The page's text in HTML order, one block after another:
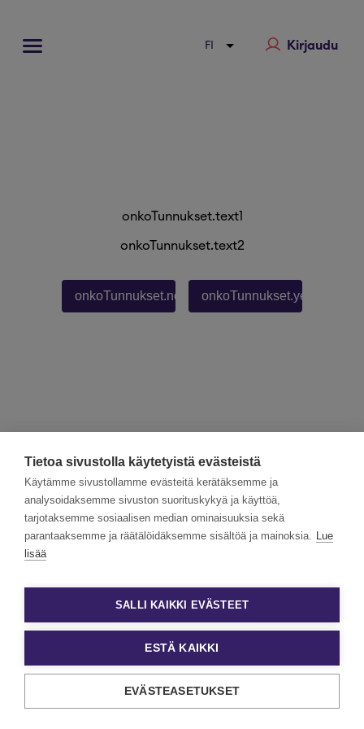
Kirjaudu
onkoTunnukset.text1
onkoTunnukset.text2
onkoTunnukset.no onkoTunnukset.yes
Tietosuoja ja käyttöehdot
Evästeasetukset
Copyright Eezy Oyj
Tietoa sivustolla käytetyistä evästeistä
Käytämme sivustollamme evästeitä kerätäksemme ja
analysoidaksemme sivuston suorituskykyä ja käyttöä,
tarjotaksemme sosiaalisen median ominaisuuksia sekä
parantaaksemme ja räätälöidäksemme sisältöä ja mainoksia. Lue
lisää
SALLI KAIKKI EVÄSTEET
ESTÄ KAIKKI
EVÄSTEASETUKSET